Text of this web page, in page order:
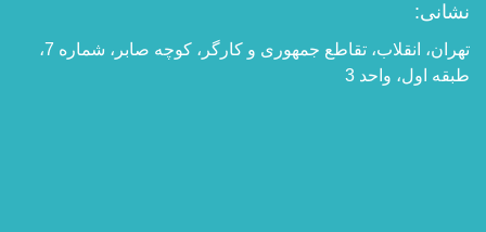
نشانی:
تهران، انقلاب، تقاطع جمهوری و کارگر، کوچه صابر، شماره 7،
طبقه اول، واحد 3